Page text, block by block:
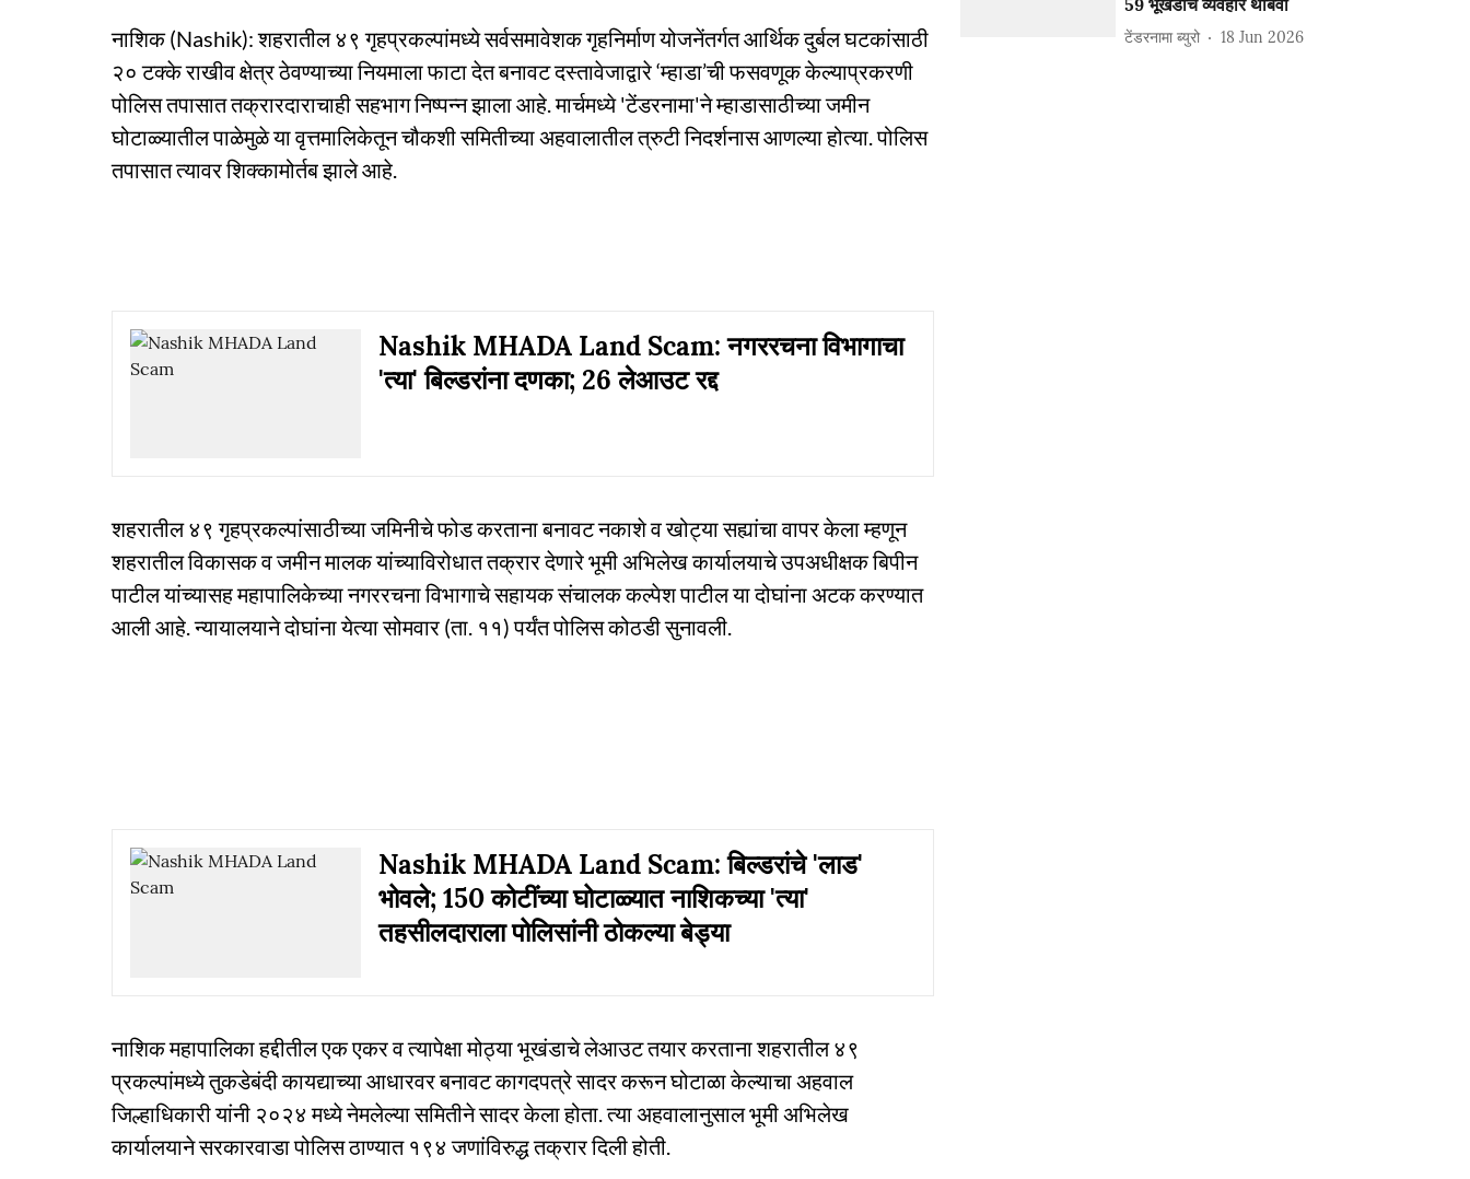
नाशिक (Nashik): शहरातील ४९ गृहप्रकल्पांमध्ये सर्वसमावेशक गृहनिर्माण योजनेंतर्गत आर्थिक दुर्बल घटकांसाठी
२० टक्के राखीव क्षेत्र ठेवण्याच्या नियमाला फाटा देत बनावट दस्तावेजाद्वारे ‘म्हाडा’ची फसवणूक केल्याप्रकरणी
पोलिस तपासात तक्रारदाराचाही सहभाग निष्पन्न झाला आहे. मार्चमध्ये 'टेंडरनामा'ने म्हाडासाठीच्या जमीन
घोटाळ्यातील पाळेमुळे या वृत्तमालिकेतून चौकशी समितीच्या अहवालातील त्रुटी निदर्शनास आणल्या होत्या. पोलिस
तपासात त्यावर शिक्कामोर्तब झाले आहे.
Nashik MHADA Land Scam: नगररचना विभागाचा
'त्या' बिल्डरांना दणका; 26 लेआउट रद्द
शहरातील ४९ गृहप्रकल्पांसाठीच्या जमिनीचे फोड करताना बनावट नकाशे व खोट्या सह्यांचा वापर केला म्हणून
शहरातील विकासक व जमीन मालक यांच्याविरोधात तक्रार देणारे भूमी अभिलेख कार्यालयाचे उपअधीक्षक बिपीन
पाटील यांच्यासह महापालिकेच्या नगररचना विभागाचे सहायक संचालक कल्पेश पाटील या दोघांना अटक करण्यात
आली आहे. न्यायालयाने दोघांना येत्या सोमवार (ता. ११) पर्यंत पोलिस कोठडी सुनावली.
Nashik MHADA Land Scam: बिल्डरांचे 'लाड'
भोवले; 150 कोटींच्या घोटाळ्यात नाशिकच्या 'त्या'
तहसीलदाराला पोलिसांनी ठोकल्या बेड्या
नाशिक महापालिका हद्दीतील एक एकर व त्यापेक्षा मोठ्या भूखंडाचे लेआउट तयार करताना शहरातील ४९
प्रकल्पांमध्ये तुकडेबंदी कायद्याच्या आधारवर बनावट कागदपत्रे सादर करून घोटाळा केल्याचा अहवाल
जिल्हाधिकारी यांनी २०२४ मध्ये नेमलेल्या समितीने सादर केला होता. त्या अहवालानुसाल भूमी अभिलेख
कार्यालयाने सरकारवाडा पोलिस ठाण्यात १९४ जणांविरुद्ध तक्रार दिली होती.
59 भूखंडांचे व्यवहार थांबवा
टेंडरनामा ब्युरो 18 Jun 2026